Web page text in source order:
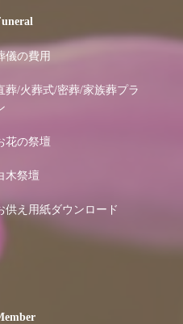
儀の費用
葬/火葬式/密葬/家族葬プラ
花の祭壇
木祭壇
供え用紙ダウンロード